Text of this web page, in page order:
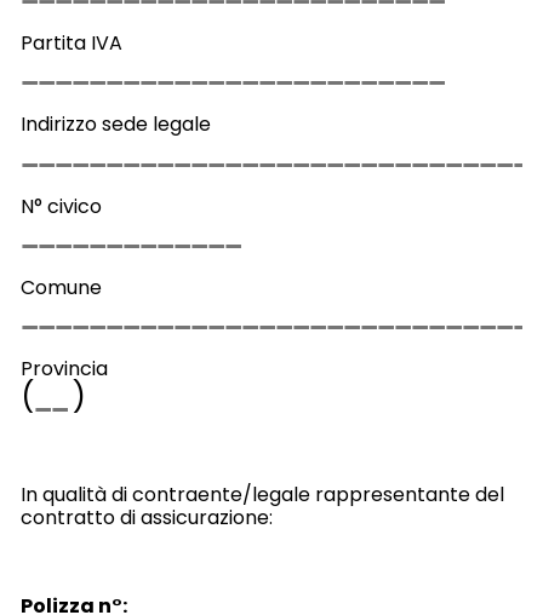
Partita IVA
Indirizzo sede legale
N° civico
Comune
Provincia
( )
In qualità di contraente/legale rappresentante del
contratto di assicurazione:
Polizza n°: